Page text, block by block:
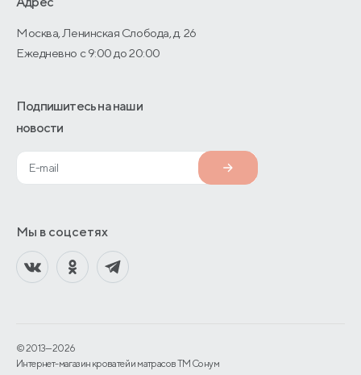
Москва, Ленинская Слобода, д. 26
Ежедневно с 9:00 до 20:00
Подпишитесь на наши
новости
Мы в соцсетях
© 2013—2026
Интернет-магазин кроватей и матрасов TM Сонум